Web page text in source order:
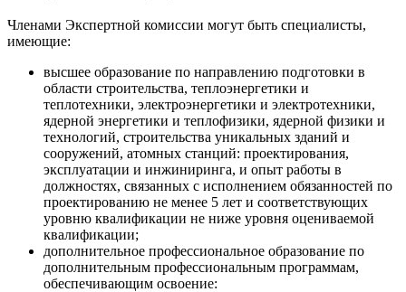
Членами Экспертной комиссии могут быть специалисты,
имеющие:
высшее образование по направлению подготовки в
области строительства, теплоэнергетики и
теплотехники, электроэнергетики и электротехники,
ядерной энергетики и теплофизики, ядерной физики и
технологий, строительства уникальных зданий и
сооружений, атомных станций: проектирования,
эксплуатации и инжиниринга, и опыт работы в
должностях, связанных с исполнением обязанностей по
проектированию не менее 5 лет и соответствующих
уровню квалификации не ниже уровня оцениваемой
квалификации;
дополнительное профессиональное образование по
дополнительным профессиональным программам,
обеспечивающим освоение: